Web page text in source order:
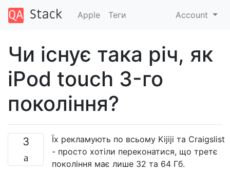
Apple Теги Account
Чи існує така річ, як
iPod touch 3-го
покоління?
3
Їх рекламують по всьому Kijiji та Craigslist
- просто хотіли переконатися, що третє
покоління має лише 32 та 64 Гб.